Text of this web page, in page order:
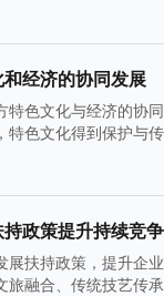
经济的协同发展
色文化与经济的协
色文化得到保护与
政策提升持续竞
扶持政策，提升企
融合、传统技艺传